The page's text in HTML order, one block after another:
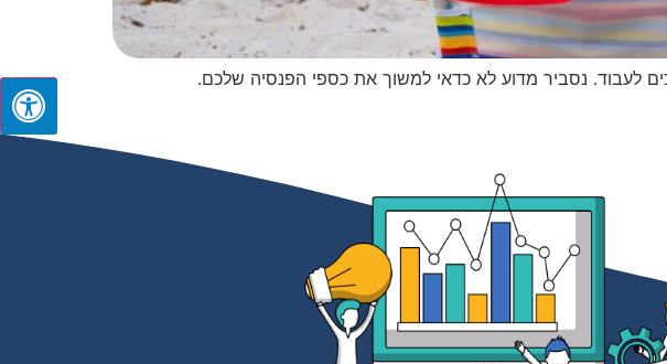
לעבוד. נסביר מדוע לא כדאי למשוך את כספי הפנסיה שלכם.